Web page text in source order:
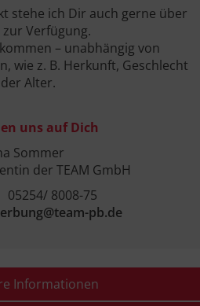
stehe ich Dir auch gerne über
zur Verfügung.
– unabhängig von
wie z. B. Herkunft, Geschlecht
Alter.
uns auf Dich
Sommer
der TEAM GmbH
8008-75
pb.de
Informationen